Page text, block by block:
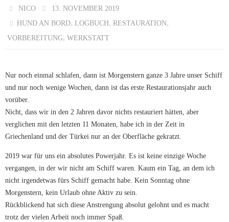
NICO
13. NOVEMBER 2019
HUND AN BORD,LOGBUCH,RESTAURATION,
VORBEREITUNG, WERKSTATT
Nur noch einmal schlafen, dann ist Morgenstern ganze 3 Jahre unser Schiff
und nur noch wenige Wochen, dann ist das erste Restaurationsjahr auch
vorüber.
Nicht, dass wir in den 2 Jahren davor nichts restauriert hätten, aber
verglichen mit den letzten 11 Monaten, habe ich in der Zeit in
Griechenland und der Türkei nur an der Oberfläche gekratzt.
2019 war für uns ein absolutes Powerjahr. Es ist keine einzige Woche
vergangen, in der wir nicht am Schiff waren. Kaum ein Tag, an dem ich
nicht irgendetwas fürs Schiff gemacht habe. Kein Sonntag ohne
Morgenstern, kein Urlaub ohne Aktiv zu sein.
Rückblickend hat sich diese Anstrengung absolut gelohnt und es macht
trotz der vielen Arbeit noch immer Spaß.